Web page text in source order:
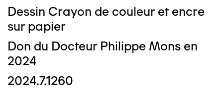
Dessin Crayon de couleur et encre
sur papier
Don du Docteur Philippe Mons en
2024
2024.7.1260